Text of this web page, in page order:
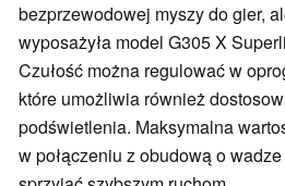
bezprzewodowej myszy do gier,
wyposażyła model G305 X
Czułość można regulować w
które umożliwia również
podświetlenia. Maksymalna
w połączeniu z obudową o